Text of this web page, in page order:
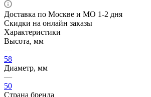
Доставка по Москве и МО 1-2 дня
Скидки на онлайн заказы
Характеристики
Высота, мм
—
58
Диаметр, мм
—
50
Страна бренда